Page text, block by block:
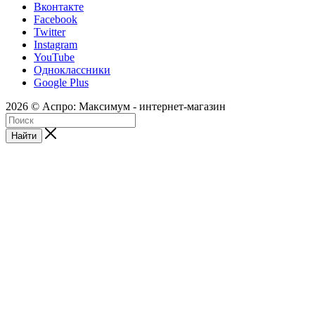
Вконтакте
Facebook
Twitter
Instagram
YouTube
Одноклассники
Google Plus
2026 © Аспро: Максимум - интернет-магазин
Найти